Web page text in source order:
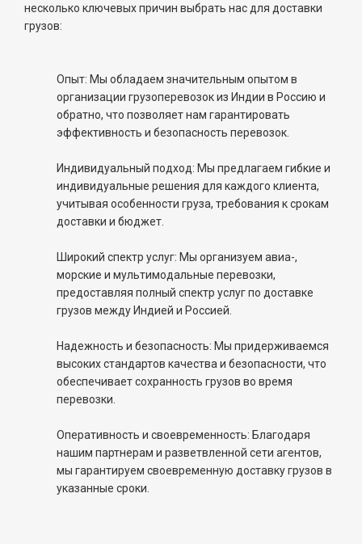
несколько ключевых причин выбрать нас для доставки
грузов:
Опыт: Мы обладаем значительным опытом в
организации грузоперевозок из Индии в Россию и
обратно, что позволяет нам гарантировать
эффективность и безопасность перевозок.
Индивидуальный подход: Мы предлагаем гибкие и
индивидуальные решения для каждого клиента,
учитывая особенности груза, требования к срокам
доставки и бюджет.
Широкий спектр услуг: Мы организуем авиа-,
морские и мультимодальные перевозки,
предоставляя полный спектр услуг по доставке
грузов между Индией и Россией.
Надежность и безопасность: Мы придерживаемся
высоких стандартов качества и безопасности, что
обеспечивает сохранность грузов во время
перевозки.
Оперативность и своевременность: Благодаря
нашим партнерам и разветвленной сети агентов,
мы гарантируем своевременную доставку грузов в
указанные сроки.